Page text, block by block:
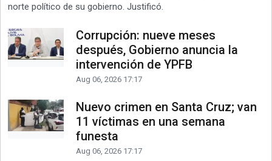
norte político de su gobierno. Justificó.
Corrupción: nueve meses
después, Gobierno anuncia la
intervención de YPFB
Aug 06, 2026 17:17
Nuevo crimen en Santa Cruz; van
11 víctimas en una semana
funesta
Aug 06, 2026 17:17